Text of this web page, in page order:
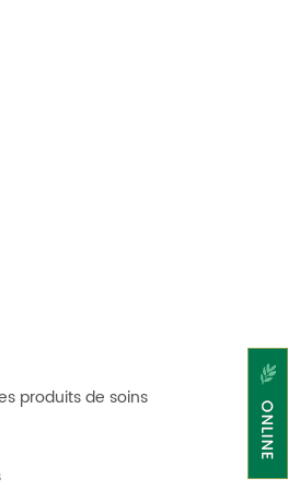
produits de soins